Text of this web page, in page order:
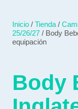
Inicio / Tienda /
25/26/27 / Body
equipación
Body